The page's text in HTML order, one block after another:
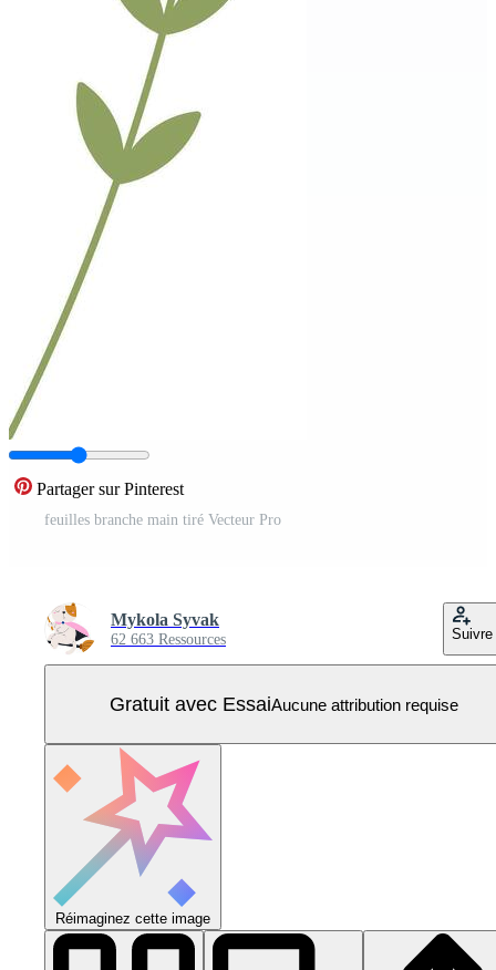
Partager sur Pinterest
feuilles branche main tiré Vecteur Pro
Mykola Syvak
62 663 Ressources Suivre
Gratuit avec EssaiAucune attribution requise
Réimaginez cette image